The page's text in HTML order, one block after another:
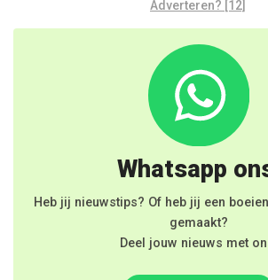
Adverteren? [12]
Whatsapp
Heb jij nieuwstips? Of heb jij een
gemaakt?
Deel jouw nieuws met